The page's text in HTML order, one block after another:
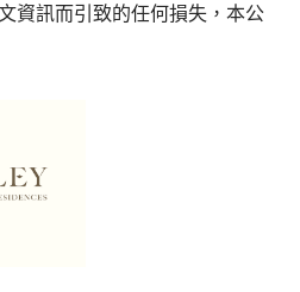
資訊而引致的任何損失，本公